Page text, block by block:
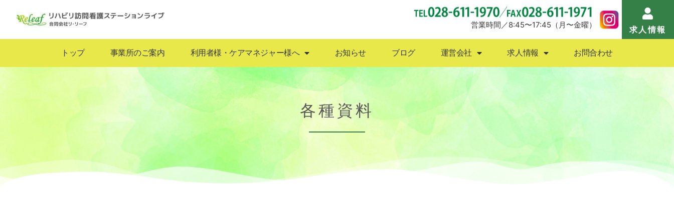
営業時間／8:45〜17:45（月〜金曜） 求人情報
トップ 事業所のご案内 利用者様・ケアマネジャー様へ お知らせ ブログ 運営会社 求人情報 お問合わせ
運営会社 求人情報 お問合わせ
各種資料